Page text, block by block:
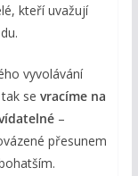
kteří uvažují
vyvolávání
se vracíme na
–
přesunem